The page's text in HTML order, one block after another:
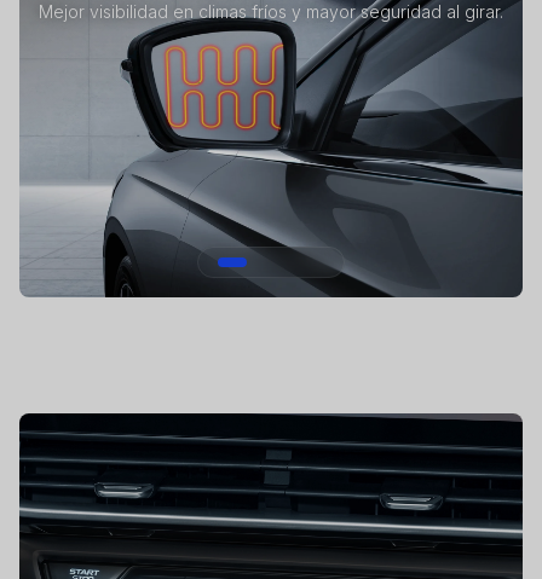
Mejor visibilidad en climas fríos y mayor seguridad al girar.